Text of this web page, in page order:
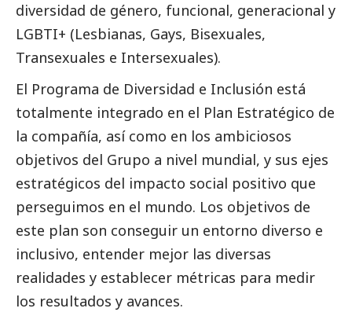
diversidad de género, funcional, generacional y
LGBTI+ (Lesbianas, Gays, Bisexuales,
Transexuales e Intersexuales).
El Programa de Diversidad e Inclusión está
totalmente integrado en el Plan Estratégico de
la compañía, así como en los ambiciosos
objetivos del Grupo a nivel mundial, y sus ejes
estratégicos del impacto social positivo que
perseguimos en el mundo. Los objetivos de
este plan son conseguir un entorno diverso e
inclusivo, entender mejor las diversas
realidades y establecer métricas para medir
los resultados y avances.